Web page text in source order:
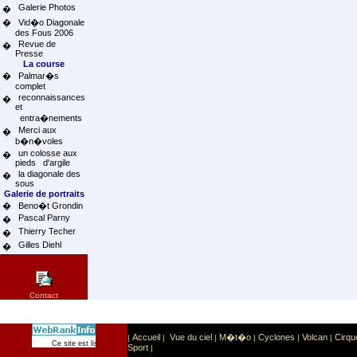
�
Galerie Photos
�
Vid�o Diagonale
des Fous 2006
�
Revue de
Presse
La course
�
Palmar�s
complet
�
reconnaissances
et
entra�nements
�
Merci aux
b�n�voles
�
un colosse aux
pieds d'argile
�
la diagonale des
sous
Galerie de portraits
�
Beno�t Grondin
�
Pascal Parny
�
Thierry Techer
�
Gilles Diehl
Contact
Ce site est list� dans la cat�gorie Sport Sports extr�mes
| Accueil | Vue du ciel | M�t�o | Cyclones | Volcan |
Sport |